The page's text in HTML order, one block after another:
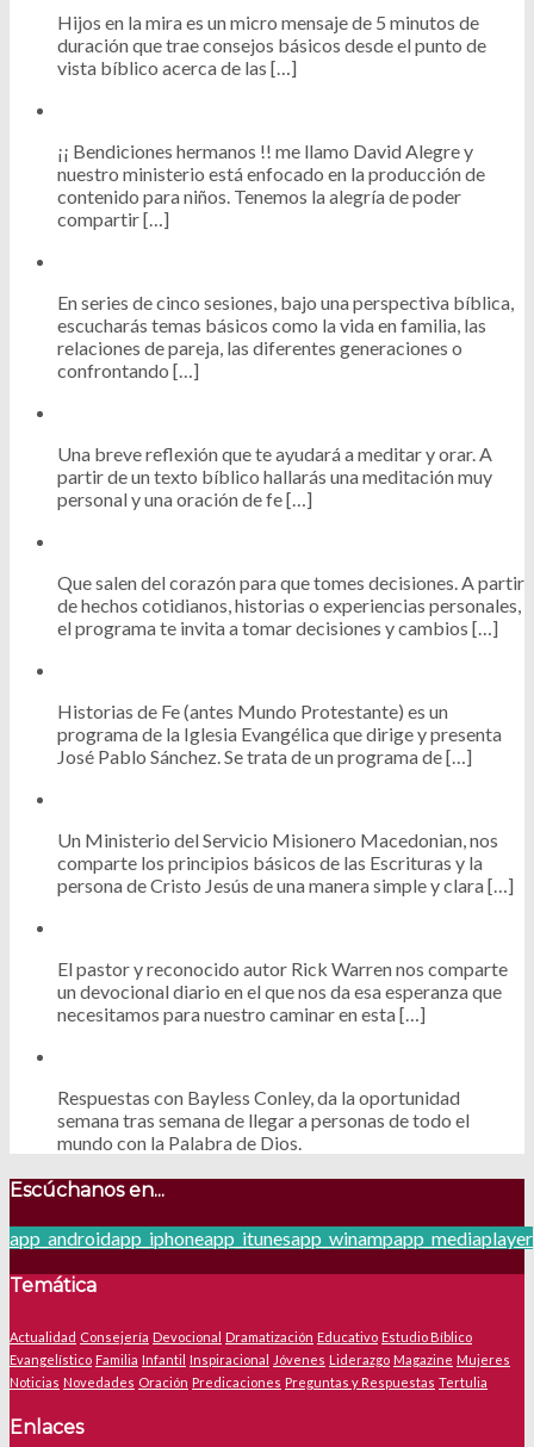
Hijos en la mira es un micro mensaje de 5 minutos de
duración que trae consejos básicos desde el punto de
vista bíblico acerca de las […]
¡¡ Bendiciones hermanos !! me llamo David Alegre y
nuestro ministerio está enfocado en la producción de
contenido para niños. Tenemos la alegría de poder
compartir […]
En series de cinco sesiones, bajo una perspectiva bíblica,
escucharás temas básicos como la vida en familia, las
relaciones de pareja, las diferentes generaciones o
confrontando […]
Una breve reflexión que te ayudará a meditar y orar. A
partir de un texto bíblico hallarás una meditación muy
personal y una oración de fe […]
Que salen del corazón para que tomes decisiones. A partir
de hechos cotidianos, historias o experiencias personales,
el programa te invita a tomar decisiones y cambios […]
Historias de Fe (antes Mundo Protestante) es un
programa de la Iglesia Evangélica que dirige y presenta
José Pablo Sánchez. Se trata de un programa de […]
Un Ministerio del Servicio Misionero Macedonian, nos
comparte los principios básicos de las Escrituras y la
persona de Cristo Jesús de una manera simple y clara […]
El pastor y reconocido autor Rick Warren nos comparte
un devocional diario en el que nos da esa esperanza que
necesitamos para nuestro caminar en esta […]
Respuestas con Bayless Conley, da la oportunidad
semana tras semana de llegar a personas de todo el
mundo con la Palabra de Dios.
Escúchanos en...
app_androidapp_iphoneapp_itunesapp_winampapp_mediaplayer
Temática
Actualidad Consejería Devocional Dramatización Educativo Estudio Bíblico
Evangelístico Familia Infantil Inspiracional Jóvenes Liderazgo Magazine Mujeres
Noticias Novedades Oración Predicaciones Preguntas y Respuestas Tertulia
Enlaces